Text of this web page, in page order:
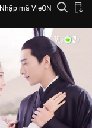
Nhập mã VieON